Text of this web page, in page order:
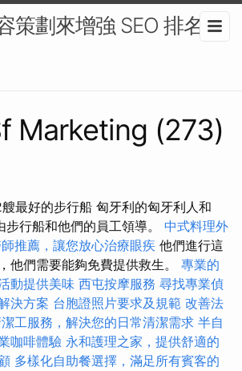
策劃來增強 SEO 排名-
Marketing (273)
最好的步行船 匈牙利的匈牙利人和
行船和他們的員工領導。 中式料理外
推薦，讓您放心治療眼疾 他們進行這
他們需要能夠免費提供救生。 專業的
動提供美味 西屯按摩服務 尋找專業偵
決方案 台胞證照片要求及規範 改善法
工服務，解決您的日常清潔需求 半自
咖啡體驗 永和護理之家，提供舒適的
多樣化自助餐選擇，滿足所有賓客的